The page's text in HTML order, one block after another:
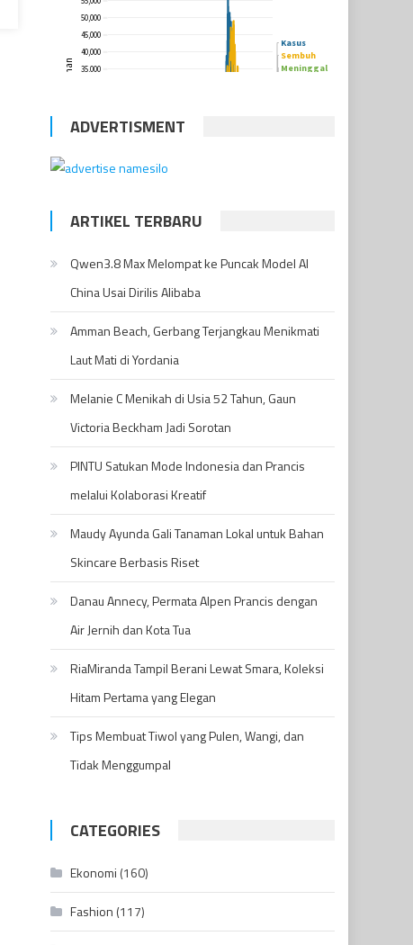
ADVERTISMENT
ARTIKEL TERBARU
Qwen3.8 Max Melompat ke Puncak Model AI
China Usai Dirilis Alibaba
Amman Beach, Gerbang Terjangkau Menikmati
Laut Mati di Yordania
Melanie C Menikah di Usia 52 Tahun, Gaun
Victoria Beckham Jadi Sorotan
PINTU Satukan Mode Indonesia dan Prancis
melalui Kolaborasi Kreatif
Maudy Ayunda Gali Tanaman Lokal untuk Bahan
Skincare Berbasis Riset
Danau Annecy, Permata Alpen Prancis dengan
Air Jernih dan Kota Tua
RiaMiranda Tampil Berani Lewat Smara, Koleksi
Hitam Pertama yang Elegan
Tips Membuat Tiwol yang Pulen, Wangi, dan
Tidak Menggumpal
CATEGORIES
Ekonomi (160)
Fashion (117)